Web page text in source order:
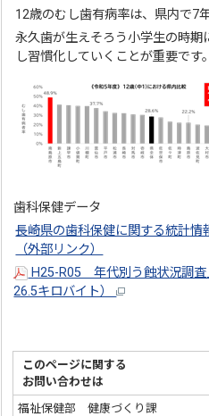
12歳のむし歯有病率は、県内で7
永久歯が生えそろう小学生の時
し習慣化していくことが重要です。
歯科保健データ
長崎県の歯科保健に関する統計
（外部リンク）
H25-R05 年代別う蝕状況調査
26.5キロバイト）
このページに関する
お問い合わせは
福祉保健部 健康づくり課